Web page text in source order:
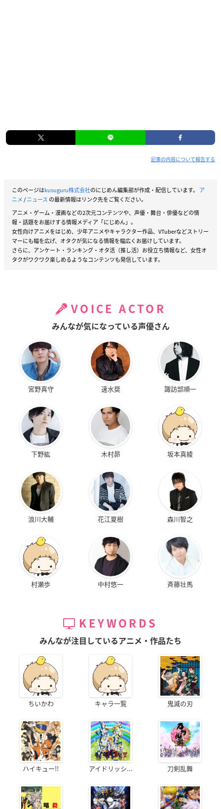
記事の内容について報告する
このページはkusuguru株式会社のにじめん編集部が作成・配信しています。 ア
ニメ/ニュース の最新情報はリンク先をご覧ください。
アニメ・ゲーム・漫画などの2次元コンテンツや、声優・舞台・俳優などの情
報・話題をお届けする情報メディア「にじめん」。
女性向けアニメをはじめ、少年アニメやキャラクター作品、VTuberなどストリー
マーにも幅を広げ、オタクが気になる情報を幅広くお届けしています。
さらに、アンケート・ランキング・オタ活（推し活）お役立ち情報など、女性オ
タクがワクワク楽しめるようなコンテンツも発信しています。
VOICE ACTOR
みんなが気になっている声優さん
宮野真守 速水奨 諏訪部順一
下野紘 木村昴 坂本真綾
浪川大輔 花江夏樹 森川智之
村瀬歩 中村悠一 斉藤壮馬
KEYWORDS
みんなが注目しているアニメ・作品たち
ちいかわ キャラ一覧 鬼滅の刃
ハイキュー!! アイドリッシ... 刀剣乱舞